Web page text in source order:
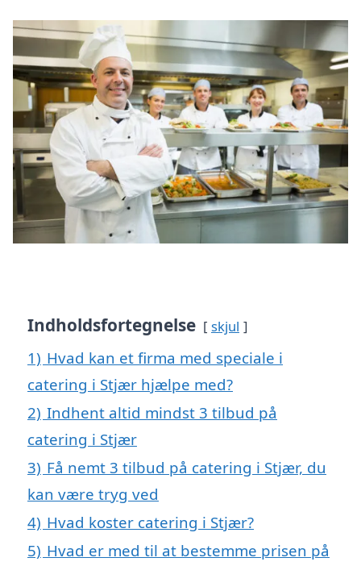
Indholdsfortegnelse skjul
1) Hvad kan et firma med speciale i
catering i Stjær hjælpe med?
2) Indhent altid mindst 3 tilbud på
catering i Stjær
3) Få nemt 3 tilbud på catering i Stjær, du
kan være tryg ved
4) Hvad koster catering i Stjær?
5) Hvad er med til at bestemme prisen på